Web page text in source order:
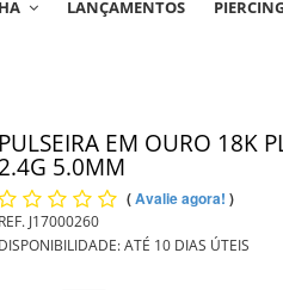
LANÇAMENTOS
PULSEIRA EM OURO 18K
2.4G 5.0MM
(Avalie agora! )
REF. J17000260
DISPONIBILIDADE:ATÉ 10 DIAS ÚTEIS